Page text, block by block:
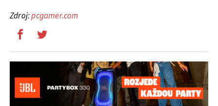
Zdroj:pcgamer.com